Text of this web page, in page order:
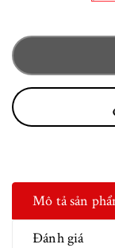
Mô tả sản
Đánh giá